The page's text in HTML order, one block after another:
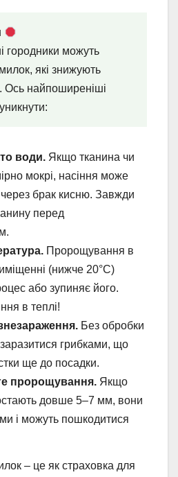
городники можуть
які знижують
Ось найпоширеніші
води. Якщо тканина чи
мокрі, насіння може
через брак кисню. Завжди
перед
Пророщування в
(нижче 20°C)
або зупиняє його.
в теплі!
Без обробки
грибками, що
ще до посадки.
пророщування. Якщо
довше 5–7 мм, вони
і можуть пошкодитися
– це як страховка для